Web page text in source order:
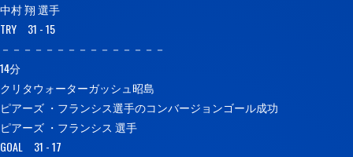
中村 翔 選手
TRY 31 - 15
－－－－－－－－－－－－－－－
14分
クリタウォーターガッシュ昭島
ピアーズ ・フランシス選手のコンバージョンゴール成功
ピアーズ ・フランシス 選手
GOAL 31 - 17